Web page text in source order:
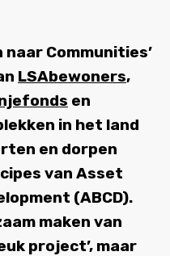
naar Communities’
LSAbewoners,
en
in het land
en dorpen
van Asset
(ABCD).
maken van
project’, maar